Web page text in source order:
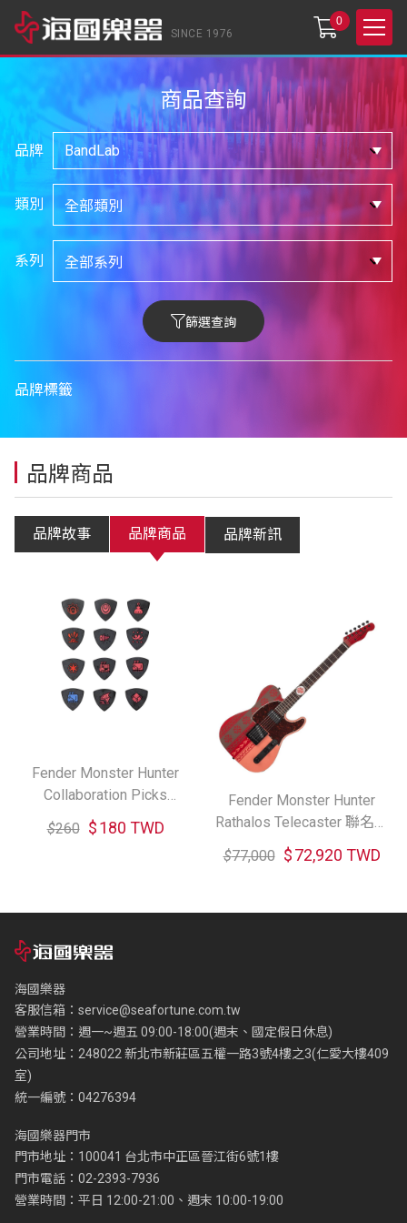
SINCE 1976
0
商品查詢
品牌
類別
系列
篩選查詢
品牌標籤
品牌商品
品牌故事 品牌商品 品牌新訊
Fender Monster Hunter
Collaboration Picks
Rathalos 聯名匹克
$260 $180 TWD
Fender Monster Hunter
Rathalos Telecaster 聯名電
吉他
$77,000 $72,920 TWD
海國樂器
客服信箱： service@seafortune.com.tw
營業時間：週一~週五 09:00-18:00(週末、國定假日休息)
公司地址：248022 新北市新莊區五權一路3號4樓之3(仁愛大樓409
室)
統一編號：04276394
海國樂器門市
門市地址：100041 台北市中正區晉江街6號1樓
門市電話：02-2393-7936
營業時間：平日 12:00-21:00、週末 10:00-19:00